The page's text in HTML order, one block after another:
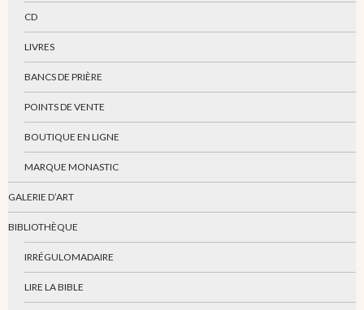
CD
LIVRES
BANCS DE PRIÈRE
POINTS DE VENTE
BOUTIQUE EN LIGNE
MARQUE MONASTIC
GALERIE D’ART
BIBLIOTHÈQUE
IRRÉGULOMADAIRE
LIRE LA BIBLE